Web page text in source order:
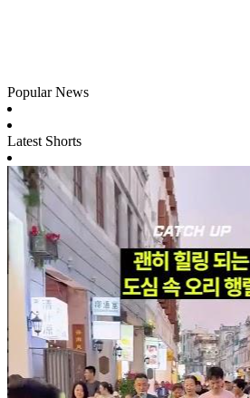
Popular News
Latest Shorts